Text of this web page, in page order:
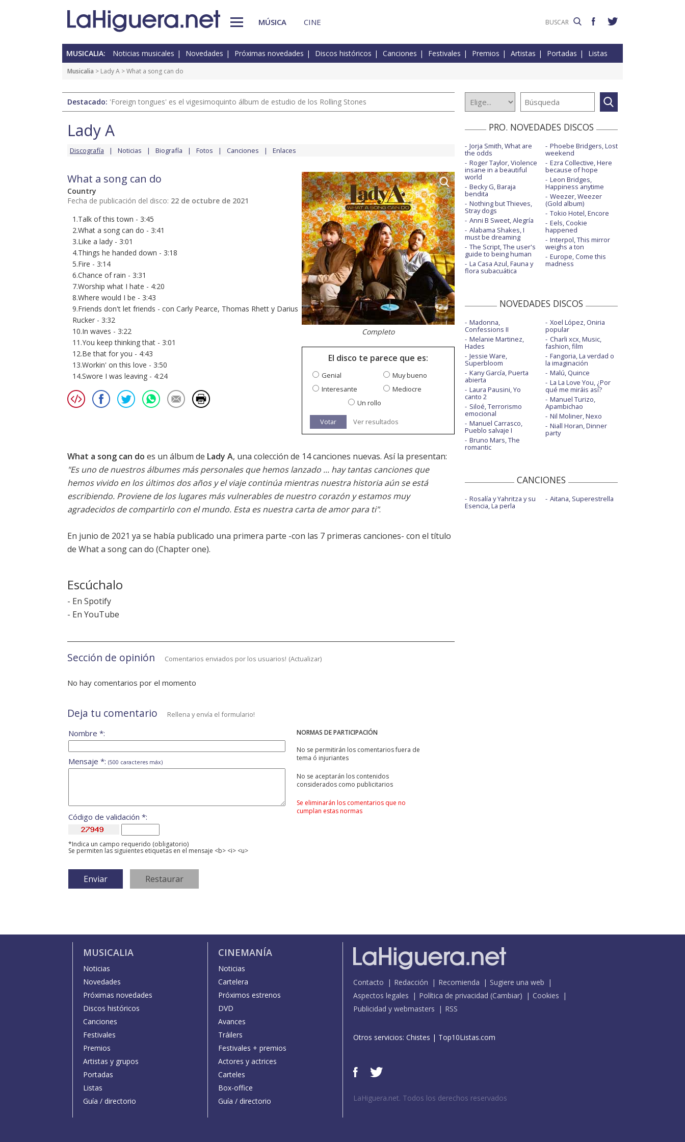
MÚSICA CINE
MUSICALIA: Noticias musicales Novedades Próximas novedades Discos históricos Canciones Festivales Premios Artistas Portadas Listas
Musicalia > Lady A > What a song can do
Destacado: 'Foreign tongues' es el vigesimoquinto álbum de estudio de los Rolling Stones
Lady A
Discografía Noticias Biografía Fotos Canciones Enlaces
What a song can do
Country
Fecha de publicación del disco: 22 de octubre de 2021
1.Talk of this town - 3:45
2.What a song can do - 3:41
3.Like a lady - 3:01
4.Things he handed down - 3:18
5.Fire - 3:14
6.Chance of rain - 3:31
7.Worship what I hate - 4:20
8.Where would I be - 3:43
9.Friends don't let friends - con Carly Pearce, Thomas Rhett y Darius
Rucker - 3:32
10.In waves - 3:22
11.You keep thinking that - 3:01
12.Be that for you - 4:43
13.Workin' on this love - 3:50
14.Swore I was leaving - 4:24
Completo
El disco te parece que es:
Genial
Muy bueno
Interesante
Mediocre
Un rollo
Votar Ver resultados
What a song can do es un álbum de Lady A, una colección de 14 canciones nuevas. Así la presentan:
"Es uno de nuestros álbumes más personales que hemos lanzado ... hay tantas canciones que
hemos vivido en los últimos dos años y el viaje continúa mientras nuestra historia aún se está
escribiendo. Proviene de los lugares más vulnerables de nuestro corazón y estamos muy
agradecidos de compartirlo con el mundo. Esta es nuestra carta de amor para ti".
En junio de 2021 ya se había publicado una primera parte -con las 7 primeras canciones- con el título
de What a song can do (Chapter one).
Escúchalo
- En Spotify
- En YouTube
Sección de opinión Comentarios enviados por los usuarios! (Actualizar)
No hay comentarios por el momento
Deja tu comentario Rellena y envía el formulario!
NORMAS DE PARTICIPACIÓN
No se permitirán los comentarios fuera de
tema ó injuriantes
No se aceptarán los contenidos
considerados como publicitarios
Se eliminarán los comentarios que no
cumplan estas normas
Nombre *:
Mensaje *: (500 caracteres máx)
Código de validación *:
*Indica un campo requerido (obligatorio)
Se permiten las siguientes etiquetas en el mensaje <b> <i> <u>
PRO. NOVEDADES DISCOS
Jorja Smith, What are
the odds
Roger Taylor, Violence
insane in a beautiful
world
Becky G, Baraja
bendita
Nothing but Thieves,
Stray dogs
Anni B Sweet, Alegría
Alabama Shakes, I
must be dreaming
The Script, The user's
guide to being human
La Casa Azul, Fauna y
flora subacuática
Phoebe Bridgers, Lost
weekend
Ezra Collective, Here
because of hope
Leon Bridges,
Happiness anytime
Weezer, Weezer
(Gold album)
Tokio Hotel, Encore
Eels, Cookie
happened
Interpol, This mirror
weighs a ton
Europe, Come this
madness
NOVEDADES DISCOS
Madonna,
Confessions II
Melanie Martinez,
Hades
Jessie Ware,
Superbloom
Kany García, Puerta
abierta
Laura Pausini, Yo
canto 2
Siloé, Terrorismo
emocional
Manuel Carrasco,
Pueblo salvaje I
Bruno Mars, The
romantic
Xoel López, Oniria
popular
Charli xcx, Music,
fashion, film
Fangoria, La verdad o
la imaginación
Malú, Quince
La La Love You, ¿Por
qué me miráis así?
Manuel Turizo,
Apambichao
Nil Moliner, Nexo
Niall Horan, Dinner
party
CANCIONES
Rosalía y Yahritza y su
Esencia, La perla
Aitana, Superestrella
MUSICALIA
Noticias
Novedades
Próximas novedades
Discos históricos
Canciones
Festivales
Premios
Artistas y grupos
Portadas
Listas
Guía / directorio
CINEMANÍA
Noticias
Cartelera
Próximos estrenos
DVD
Avances
Tráilers
Festivales + premios
Actores y actrices
Carteles
Box-office
Guía / directorio
Contacto Redacción Recomienda
Sugiere una web
Aspectos legales
Política de privacidad (Cambiar)
Cookies
Publicidad y webmasters
RSS
Otros servicios: Chistes | Top10Listas.com
LaHiguera.net. Todos los derechos reservados